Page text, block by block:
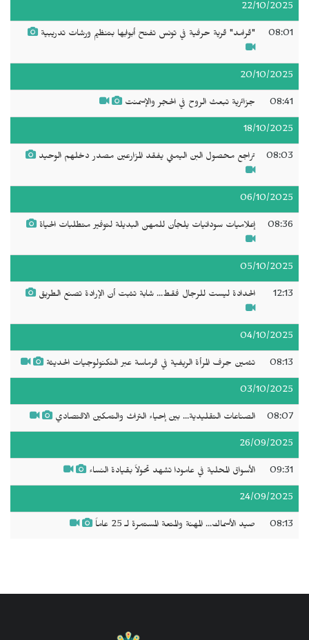
22/10/2025
08:01 "قرامد" قرية حرفية في تونس تفتح أبوابها بتنظيم ورشات تدريبية
20/10/2025
08:41 جزائرية تبعث الروح في الحجر والإسمنت
18/10/2025
08:03 تراجع محصول البن اليمني يفقد المزارعين مصدر دخلهم الوحيد
06/10/2025
08:36 إعلاميات سودانيات يلجأن للمهن البديلة لتوفير متطلبات الحياة
05/10/2025
12:13 الحدادة ليست للرجال فقط... شابة تثبت أن الإرادة تصنع الطريق
04/10/2025
08:13 تثمين حِرف المرأة الريفية في قرماسة عبر التكنولوجيات الحديثة
03/10/2025
08:07 الصناعات التقليدية... بين إحياء التراث والتمكين الاقتصادي
26/09/2025
09:31 الأسواق المحلية في عامودا تشهد تحولاً بقيادة النساء
24/09/2025
08:13 صيد الأسماك... المهنة والمتعة المستمرة لـ 25 عاماً